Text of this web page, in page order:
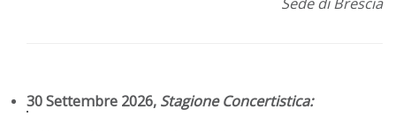
30 Settembre 2026, Stagione Concertistica: